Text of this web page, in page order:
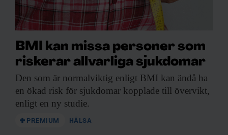
BMI kan missa personer som
riskerar allvarliga sjukdomar
Den som är normalviktig enligt BMI kan ändå ha
en ökad risk för sjukdomar kopplade till övervikt,
enligt en ny studie.
PREMIUM HÄLSA